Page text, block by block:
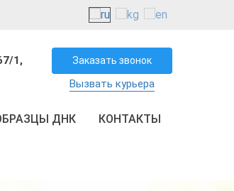
1,
Заказать звонок
Вызвать курьера
ДНК КОНТАКТЫ